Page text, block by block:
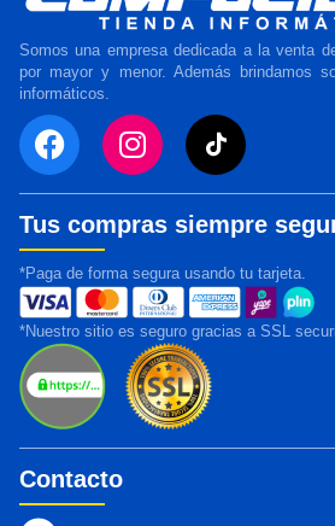
Somos una empresa dedicada a la venta
por mayor y menor. Además brindamos
informáticos.
Tus compras siempre
*Paga de forma segura usando tu tarjeta.
*Nuestro sitio es seguro gracias a SSL
Contacto